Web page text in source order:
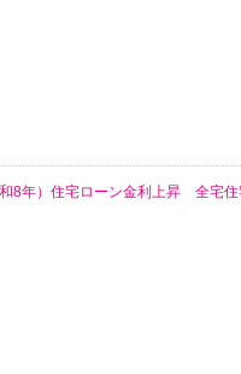
8年）住宅ローン金利上昇 全宅住